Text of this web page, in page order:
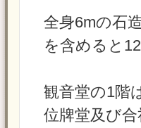
全身6mの石
を含めると
観音堂の1階
位牌堂及び合